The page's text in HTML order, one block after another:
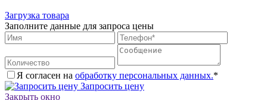
Загрузка товара
Заполните данные для запроса цены
Я согласен на обработку персональных данных.*
Запросить цену
Закрыть окно